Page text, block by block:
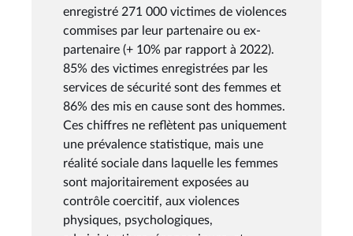
enregistré 271 000 victimes de violences
commises par leur partenaire ou ex-
partenaire (+ 10% par rapport à 2022).
85% des victimes enregistrées par les
services de sécurité sont des femmes et
86% des mis en cause sont des hommes.
Ces chiffres ne reflètent pas uniquement
une prévalence statistique, mais une
réalité sociale dans laquelle les femmes
sont majoritairement exposées au
contrôle coercitif, aux violences
physiques, psychologiques,